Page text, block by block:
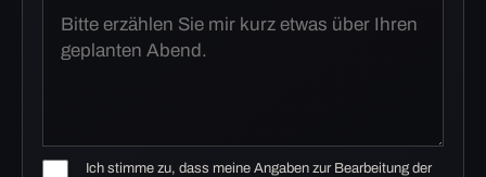
Ich stimme zu, dass meine Angaben zur Bearbeitung der